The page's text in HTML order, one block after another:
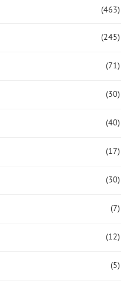
(463)
(245)
(71)
(30)
(40)
(17)
(30)
(7)
(12)
(5)